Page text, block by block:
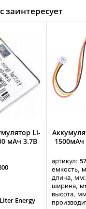
заинтересует
Li-
мАч 3.7В
Liter Energy
1500мАч
артикул:
емкость,
длина, мм:
ширина,
высота,